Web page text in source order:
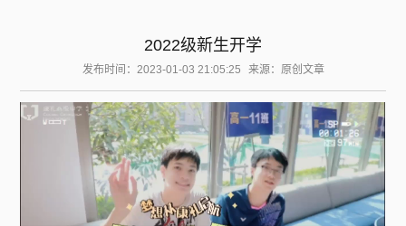
2022级新生开学
发布时间：2023-01-03 21:05:25 来源：原创文章